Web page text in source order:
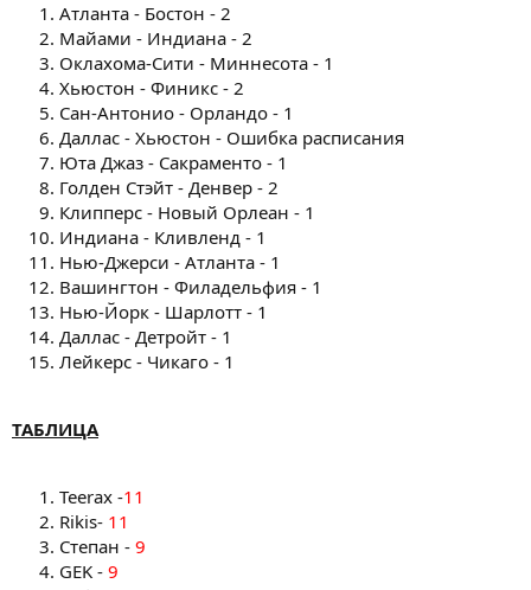
Атланта - Бостон - 2
Майами - Индиана - 2
Оклахома-Сити - Миннесота - 1
Хьюстон - Финикс - 2
Сан-Антонио - Орландо - 1
Даллас - Хьюстон - Ошибка расписания
Юта Джаз - Сакраменто - 1
Голден Стэйт - Денвер - 2
Клипперс - Новый Орлеан - 1
Индиана - Кливленд - 1
Нью-Джерси - Атланта - 1
Вашингтон - Филадельфия - 1
Нью-Йорк - Шарлотт - 1
Даллас - Детройт - 1
Лейкерс - Чикаго - 1
ТАБЛИЦА
Teerax -11
Rikis- 11
Степан - 9
GEK - 9